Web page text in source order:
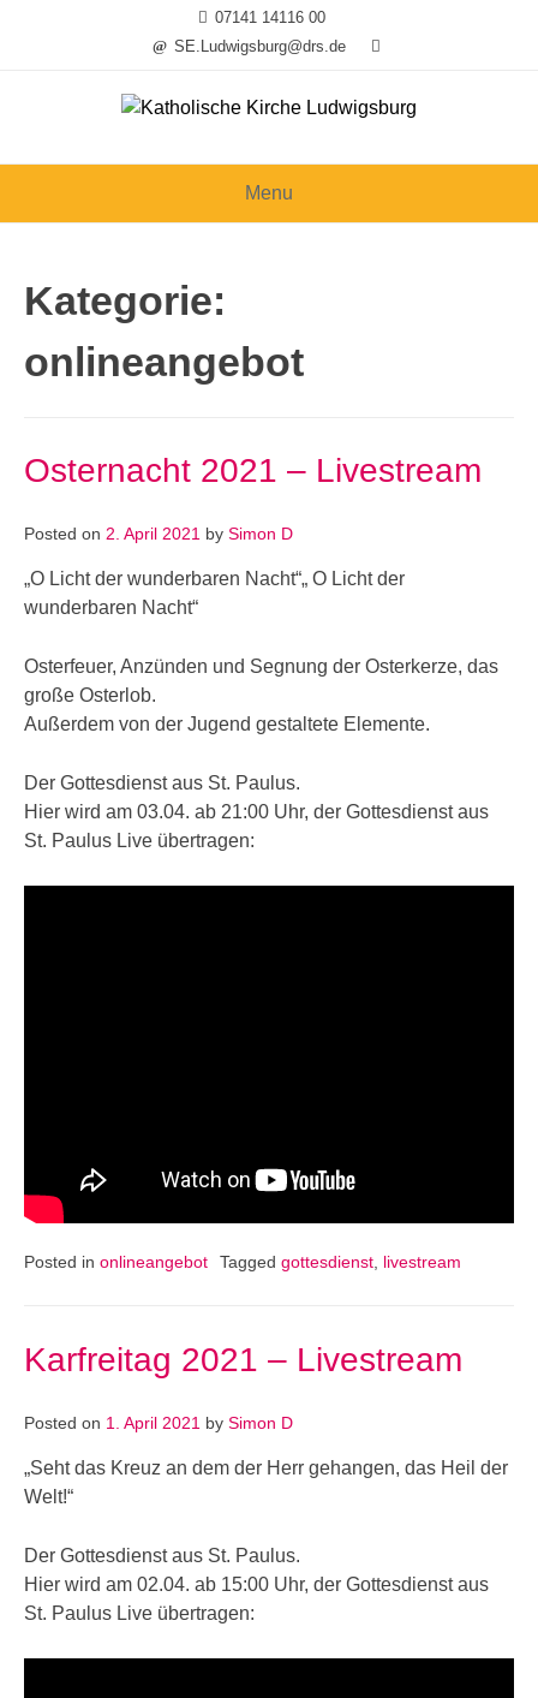
07141 14116 00
SE.Ludwigsburg@drs.de
Menu
Kategorie:
onlineangebot
Osternacht 2021 – Livestream
Posted on 2. April 2021 by Simon D
„O Licht der wunderbaren Nacht“„ O Licht der
wunderbaren Nacht“
Osterfeuer, Anzünden und Segnung der Osterkerze, das
große Osterlob.
Außerdem von der Jugend gestaltete Elemente.
Der Gottesdienst aus St. Paulus.
Hier wird am 03.04. ab 21:00 Uhr, der Gottesdienst aus
St. Paulus Live übertragen:
Posted in onlineangebot Tagged gottesdienst, livestream
Karfreitag 2021 – Livestream
Posted on 1. April 2021 by Simon D
„Seht das Kreuz an dem der Herr gehangen, das Heil der
Welt!“
Der Gottesdienst aus St. Paulus.
Hier wird am 02.04. ab 15:00 Uhr, der Gottesdienst aus
St. Paulus Live übertragen: